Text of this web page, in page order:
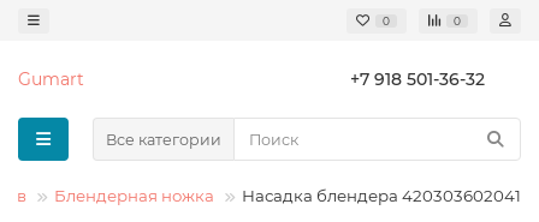
0 0
Gumart +7 918 501-36-32
Все категории
Блендерная ножка Насадка блендера 420303602041